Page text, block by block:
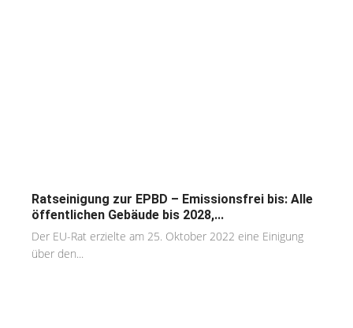
Ratseinigung zur EPBD – Emissionsfrei bis: Alle
öffentlichen Gebäude bis 2028,...
Der EU-Rat erzielte am 25. Oktober 2022 eine Einigung
über den...